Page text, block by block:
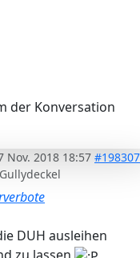
der Konversation
Nov. 2018 18:57 #198307
Gullydeckel
DUH ausleihen